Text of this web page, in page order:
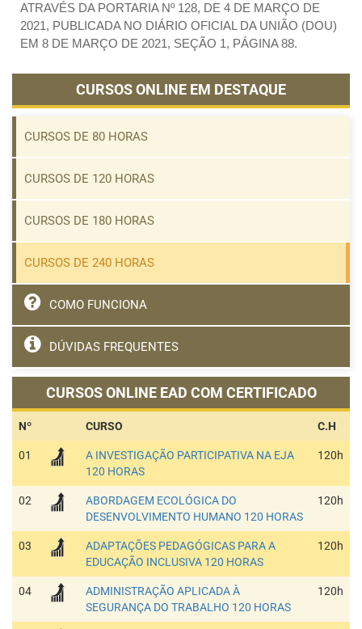
ATRAVÉS DA PORTARIA Nº 128, DE 4 DE MARÇO DE
2021, PUBLICADA NO DIÁRIO OFICIAL DA UNIÃO (DOU)
EM 8 DE MARÇO DE 2021, SEÇÃO 1, PÁGINA 88.
CURSOS ONLINE EM DESTAQUE
CURSOS DE 80 HORAS
CURSOS DE 120 HORAS
CURSOS DE 180 HORAS
CURSOS DE 240 HORAS
COMO FUNCIONA
DÚVIDAS FREQUENTES
CURSOS ONLINE EAD COM CERTIFICADO
Nº CURSO C.H
01
A INVESTIGAÇÃO PARTICIPATIVA NA EJA
120 HORAS
120h
02
ABORDAGEM ECOLÓGICA DO
DESENVOLVIMENTO HUMANO 120 HORAS
120h
03
ADAPTAÇÕES PEDAGÓGICAS PARA A
EDUCAÇÃO INCLUSIVA 120 HORAS
120h
04
ADMINISTRAÇÃO APLICADA À
SEGURANÇA DO TRABALHO 120 HORAS
120h